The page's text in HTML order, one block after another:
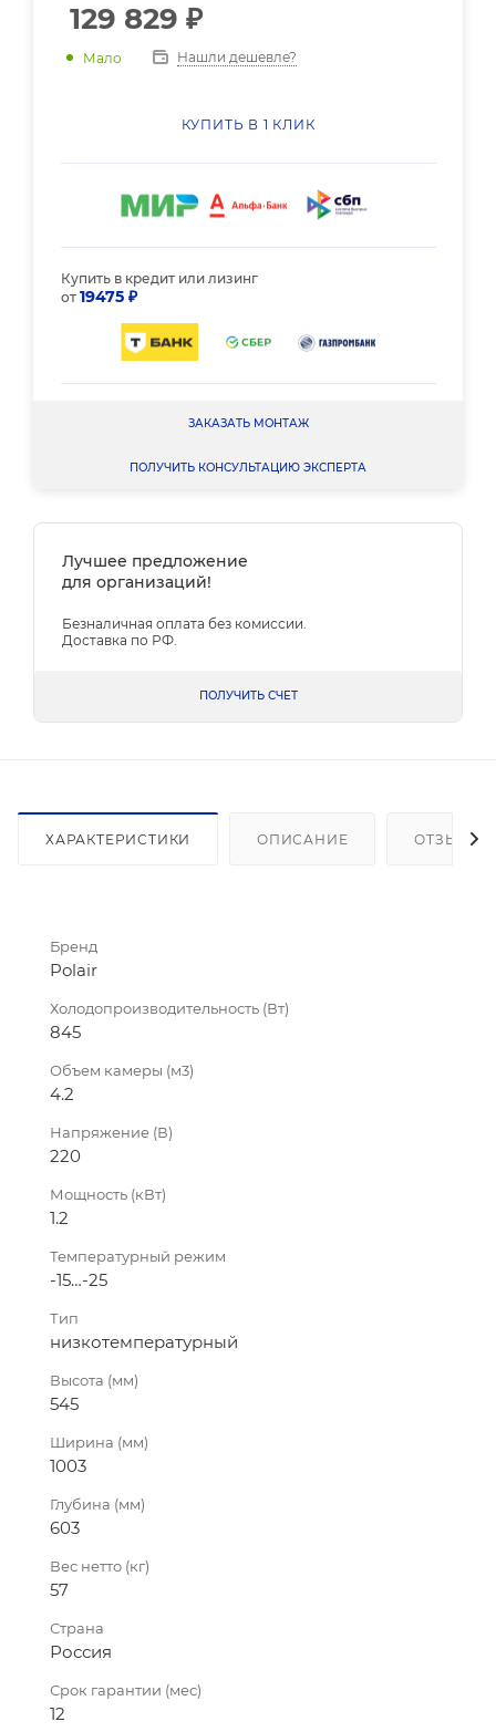
129 829 ₽
Мало Нашли дешевле?
КУПИТЬ В 1 КЛИК
Купить в кредит или лизинг
от 19475 ₽
ЗАКАЗАТЬ МОНТАЖ
ПОЛУЧИТЬ КОНСУЛЬТАЦИЮ ЭКСПЕРТА
Лучшее предложение
для организаций!
Безналичная оплата без комиссии.
Доставка по РФ.
ПОЛУЧИТЬ СЧЕТ
ХАРАКТЕРИСТИКИ ОПИСАНИЕ ОТЗЫВЫ
Бренд
Polair
Холодопроизводительность (Вт)
845
Объем камеры (м3)
4.2
Напряжение (В)
220
Мощность (кВт)
1.2
Температурный режим
-15…-25
Тип
низкотемпературный
Высота (мм)
545
Ширина (мм)
1003
Глубина (мм)
603
Вес нетто (кг)
57
Страна
Россия
Срок гарантии (мес)
12